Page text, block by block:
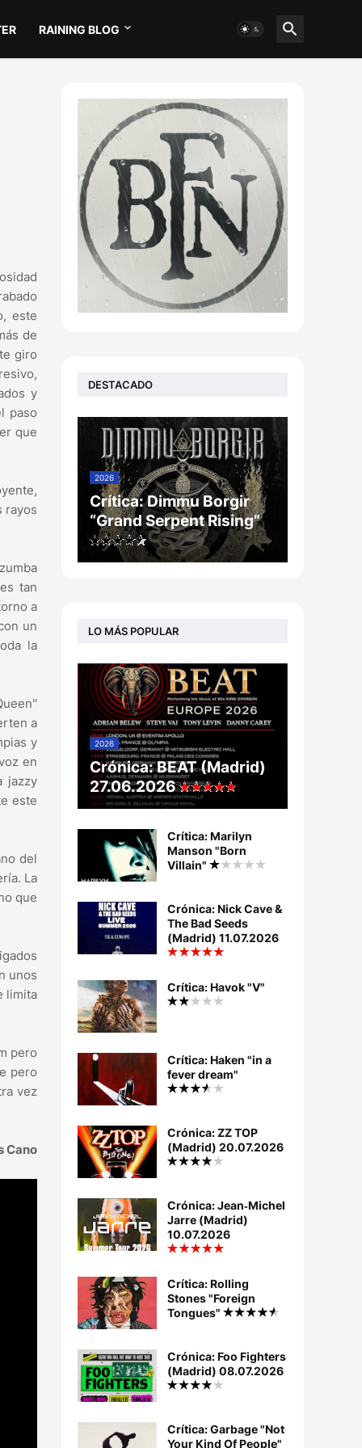
RAINING BLOG
este
de
giro
y
paso
que
rayos
tan
a
un
la
a
y
en
jazzy
este
del
La
que
unos
limita
pero
pero
vez
Cano
DESTACADO
2026
Crítica: Dimmu Borgir
“Grand Serpent Rising”
LO MÁS POPULAR
2026
Crónica: BEAT (Madrid)
27.06.2026
Crítica: Marilyn
Manson "Born
Villain"
Crónica: Nick Cave &
The Bad Seeds
(Madrid) 11.07.2026
Crítica: Havok "V"
Crítica: Haken "in a
fever dream"
Crónica: ZZ TOP
(Madrid) 20.07.2026
Crónica: Jean‐Michel
Jarre (Madrid)
10.07.2026
Crítica: Rolling
Stones "Foreign
Tongues"
Crónica: Foo Fighters
(Madrid) 08.07.2026
Crítica: Garbage "Not
Your Kind Of People"